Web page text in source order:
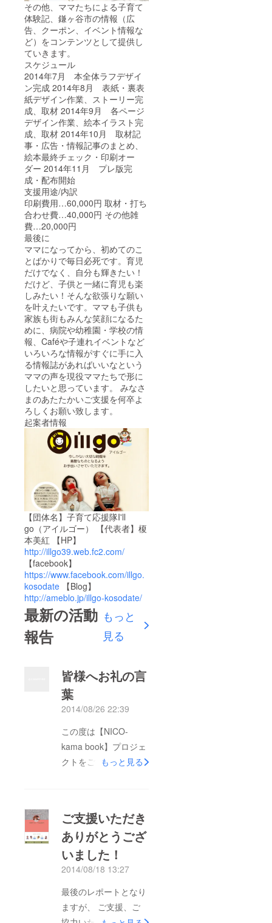
その他、ママたちによる子育て
体験記、鎌ヶ谷市の情報（広
告、クーポン、イベント情報な
ど）をコンテンツとして提供し
ていきます。
スケジュール
2014年7月 本全体ラフデザイ
ン完成 2014年8月 表紙・裏表
紙デザイン作業、ストーリー完
成、取材 2014年9月 各ページ
デザイン作業、絵本イラスト完
成、取材 2014年10月 取材記
事・広告・情報記事のまとめ、
絵本最終チェック・印刷オー
ダー 2014年11月 プレ版完
成・配布開始
支援用途/内訳
印刷費用…60,000円 取材・打ち
合わせ費…40,000円 その他雑
費…20,000円
最後に
ママになってから、初めてのこ
とばかりで毎日必死です。育児
だけでなく、自分も輝きたい！
だけど、子供と一緒に育児も楽
しみたい！そんな欲張りな願い
を叶えたいです。ママも子供も
家族も街もみんな笑顔になるた
めに、病院や幼稚園・学校の情
報、Caféや子連れイベントなど
いろいろな情報がすぐに手に入
る情報誌があればいいなという
ママの声を現役ママたちで形に
したいと思っています。 みなさ
まのあたたかいご支援を何卒よ
ろしくお願い致します。
起案者情報
【団体名】子育て応援隊I'll
go（アイルゴー） 【代表者】榎
本美紅 【HP】
http://illgo39.web.fc2.com/
【facebook】
https://www.facebook.com/illgo.
kosodate 【Blog】
http://ameblo.jp/illgo-kosodate/
最新の活動
報告
もっと
見る
皆様へお礼の言
葉
2014/08/26 22:39
この度は【NICO-
kama book】プロジェ
クトをご支援いただき
でした。 ですが、プ
ロジェクトはゆっくり
としたペースにはなり
ますが進めていきま
しながらの作業は思っ
たように進まずに自分
もっと見る
ご支援いただき
ありがとうござ
いました！
2014/08/18 13:27
最後のレポートとなり
ますが、 ご支援、ご